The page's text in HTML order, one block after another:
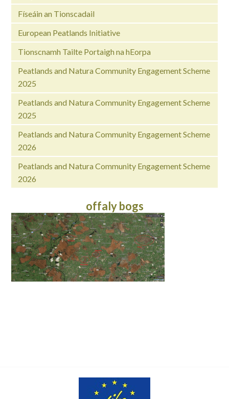
Físeáin an Tionscadail
European Peatlands Initiative
Tionscnamh Tailte Portaigh na hEorpa
Peatlands and Natura Community Engagement Scheme
2025
Peatlands and Natura Community Engagement Scheme
2025
Peatlands and Natura Community Engagement Scheme
2026
Peatlands and Natura Community Engagement Scheme
2026
offaly bogs